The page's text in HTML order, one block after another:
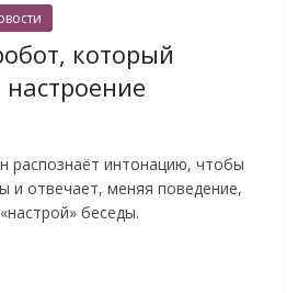
который
распознаёт интонацию, чтобы
и отвечает, меняя поведение,
беседы.